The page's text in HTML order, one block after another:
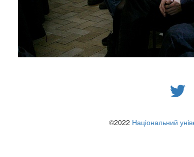
©2022 Національний